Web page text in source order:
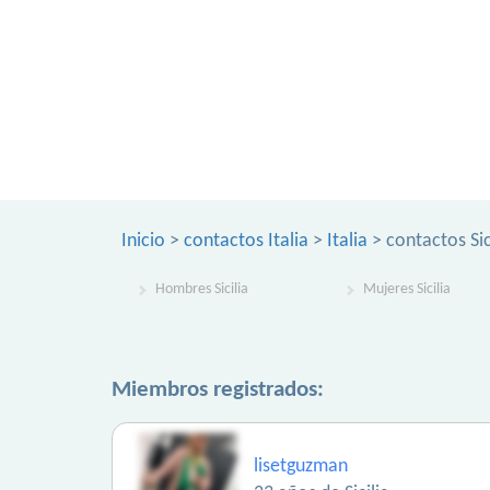
Inicio > contactos Italia > Italia > contactos
Hombres Sicilia Mujeres Sicilia
Miembros registrados:
lisetguzman